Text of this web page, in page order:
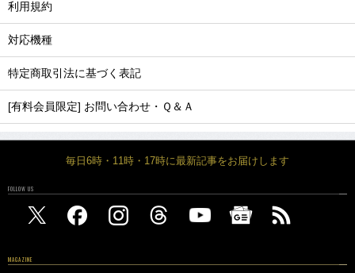
利用規約
対応機種
特定商取引法に基づく表記
[有料会員限定] お問い合わせ・Ｑ＆Ａ
毎日6時・11時・17時に最新記事をお届けします
FOLLOW US
MAGAZINE